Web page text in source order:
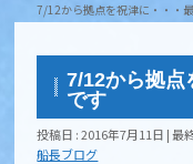
7/12から拠点を祝津に・・・
7/12から拠点
です
投稿日 : 2016年7月11日 最
船長ブログ